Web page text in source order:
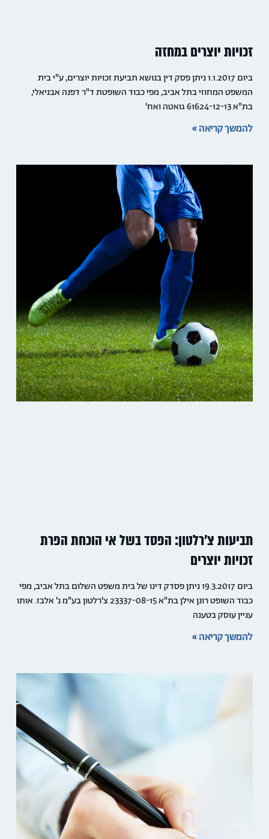
זכויות יוצרים במחזה
ביום 1.1.2017 ניתן פסק דין בנושא תביעת זכויות יוצרים, ע"י בית
המשפט המחוזי בתל אביב, מפי כבוד השופטת ד"ר דפנה אבניאלי,
בת"א 61624-12-13 גואטה ואח'
להמשך קריאה »
תביעות צ'רלטון: הפסד בשל אי הוכחת הפרת
זכויות יוצרים
ביום 19.3.2017 ניתן פסדק דינו של בית משפט השלום בתל אביב, מפי
כבוד השופט רונן אילן בת"א 23337-08-15 צ'רלטון בע"מ נ' אלבז. אותו
עניין עוסק בטענה
להמשך קריאה »